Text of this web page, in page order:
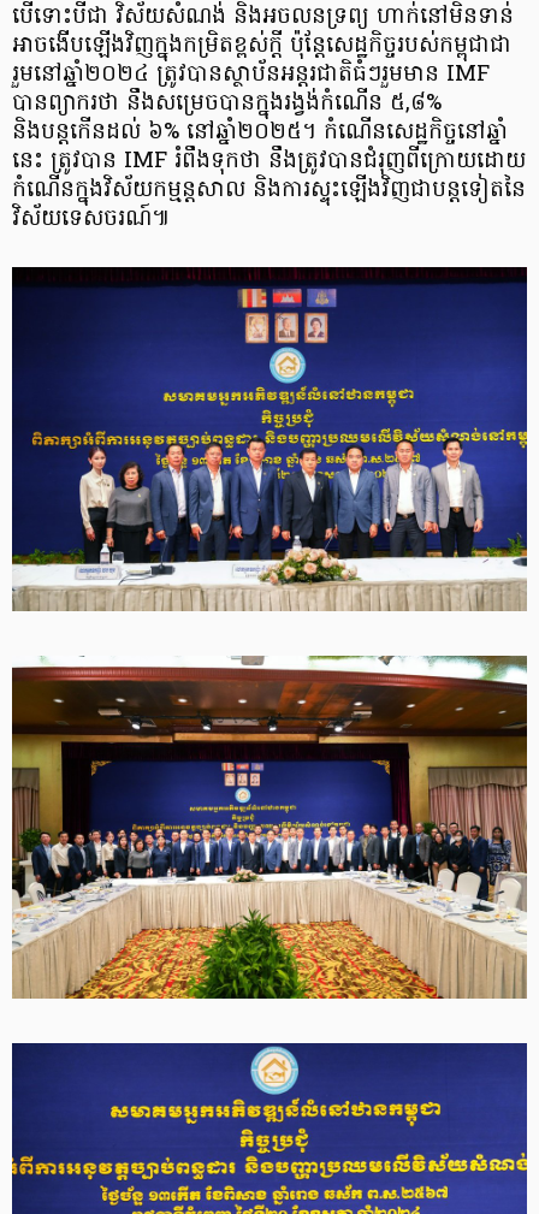
បើទោះបីជា វិស័យសំណង់ និងអចលនទ្រព្យ ហាក់នៅមិនទាន់
អាចងើបឡើងវិញក្នុងកម្រិតខ្ពស់ក្ដី ប៉ុន្ដែសេដ្ឋកិច្ចរបស់កម្ពុជាជា
រួមនៅឆ្នាំ២០២៤ ត្រូវបានស្ថាប័នអន្តរជាតិធំៗរួមមាន IMF
បានព្យាករថា នឹងសម្រេចបានក្នុងរង្វង់កំណើន ៥,៨%
និងបន្ដកើនដល់ ៦% នៅឆ្នាំ២០២៥។ កំណើនសេដ្ឋកិច្ចនៅឆ្នាំ
នេះ ត្រូវបាន IMF រំពឹងទុកថា នឹងត្រូវបានជំរុញពីក្រោយដោយ
កំណើនក្នុងវិស័យកម្មន្ដសាល និងការស្ទុះឡើងវិញជាបន្តទៀតនៃ
វិស័យទេសចរណ៍៕